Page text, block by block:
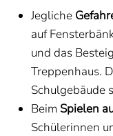
Jegliche
auf
und das
Treppenhaus.
Schulgebäude
Beim Spielen
Schülerinnen